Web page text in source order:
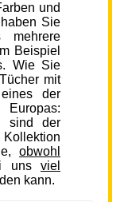
und
Sie
mehrere
Beispiel
Wie Sie
mit
der
sind der
obwohl
unsviel
kann.